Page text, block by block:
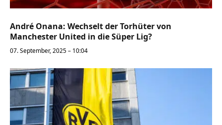
André Onana: Wechselt der Torhüter von
Manchester United in die Süper Lig?
07. September, 2025 – 10:04